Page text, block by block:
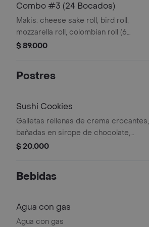
Combo #3 (24 Bocados)
Makis: cheese sake roll, bird roll,
mozzarella roll, colombian roll (6
piezas cada uno).
$ 89.000
Postres
Sushi Cookies
Galletas rellenas de crema crocantes,
bañadas en sirope de chocolate,
acompañadas con bola de helado
$ 20.000
Bebidas
Agua con gas
Agua con gas